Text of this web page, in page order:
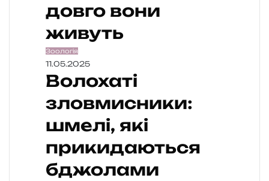
довго вони
живуть
Зоологія
11.05.2025
Волохаті
зловмисники:
шмелі, які
прикидаються
бджолами